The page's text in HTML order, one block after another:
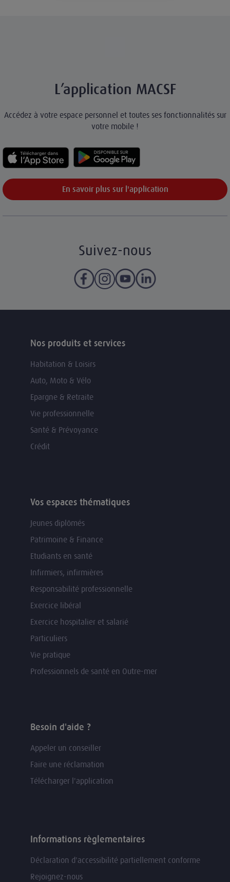
L’application MACSF
Accédez à votre espace personnel et toutes ses fonctionnalités sur
votre mobile !
En savoir plus sur l'application
Suivez-nous
Nos produits et services
Habitation & Loisirs
Auto, Moto & Vélo
Epargne & Retraite
Vie professionnelle
Santé & Prévoyance
Crédit
Vos espaces thématiques
Jeunes diplômés
Patrimoine & Finance
Etudiants en santé
Infirmiers, infirmières
Responsabilité professionnelle
Exercice libéral
Exercice hospitalier et salarié
Particuliers
Vie pratique
Professionnels de santé en Outre-mer
Besoin d'aide ?
Appeler un conseiller
Faire une réclamation
Télécharger l'application
Informations règlementaires
Déclaration d'accessibilité partiellement conforme
Rejoignez-nous